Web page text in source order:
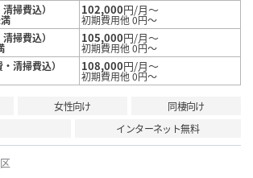
掃費込）
102,000円/月～
初期費用他 0円～
掃費込）
105,000円/月～
初期費用他 0円～
清掃費込）
108,000円/月～
初期費用他 0円～
女性向け
同棲向け
インターネット無料